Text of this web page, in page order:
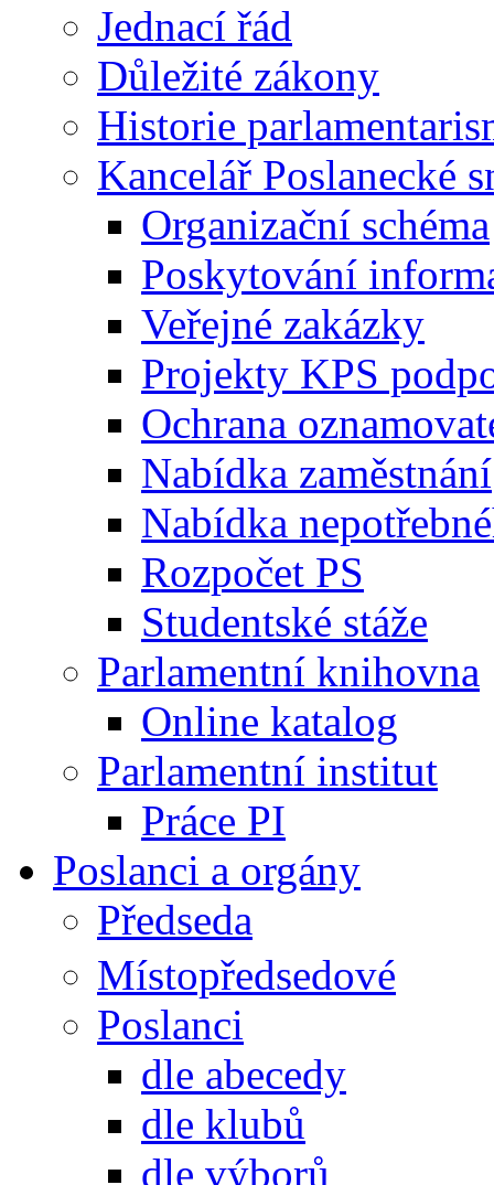
Jednací řád
Důležité zákony
Historie
Kancelář Poslanecké
Organizační schéma
Poskytování
Veřejné zakázky
Projekty KPS
Ochrana
Nabídka zaměstnání
Nabídka
Rozpočet PS
Studentské stáže
Parlamentní knihovna
Online katalog
Parlamentní institut
Práce PI
Poslanci a orgány
Předseda
Místopředsedové
Poslanci
dle abecedy
dle klubů
dle výborů